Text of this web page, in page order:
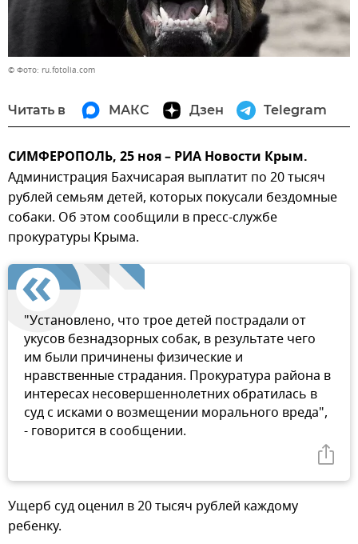
© Фото: ru.fotolia.com
Читать в МАКС Дзен Telegram
СИМФЕРОПОЛЬ, 25 ноя – РИА Новости Крым.
Администрация Бахчисарая выплатит по 20 тысяч
рублей семьям детей, которых покусали бездомные
собаки. Об этом сообщили в пресс-службе
прокуратуры Крыма.
"Установлено, что трое детей пострадали от
укусов безнадзорных собак, в результате чего
им были причинены физические и
нравственные страдания. Прокуратура района в
интересах несовершеннолетних обратилась в
суд с исками о возмещении морального вреда",
- говорится в сообщении.
Ущерб суд оценил в 20 тысяч рублей каждому
ребенку.